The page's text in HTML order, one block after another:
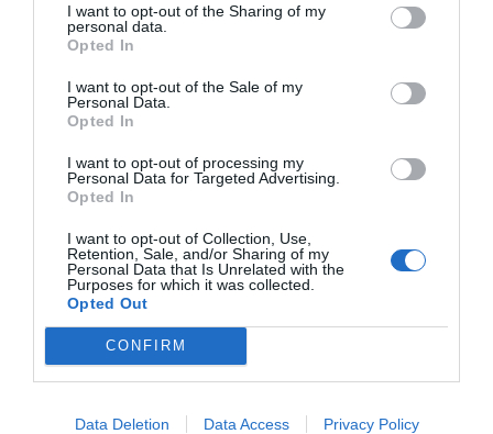
I want to opt-out of the Sharing of my
personal data.
Opted In
I want to opt-out of the Sale of my
Personal Data.
Opted In
I want to opt-out of processing my
Personal Data for Targeted Advertising.
Opted In
I want to opt-out of Collection, Use,
Retention, Sale, and/or Sharing of my
Personal Data that Is Unrelated with the
Purposes for which it was collected.
Opted Out
CONFIRM
Data Deletion Data Access Privacy Policy